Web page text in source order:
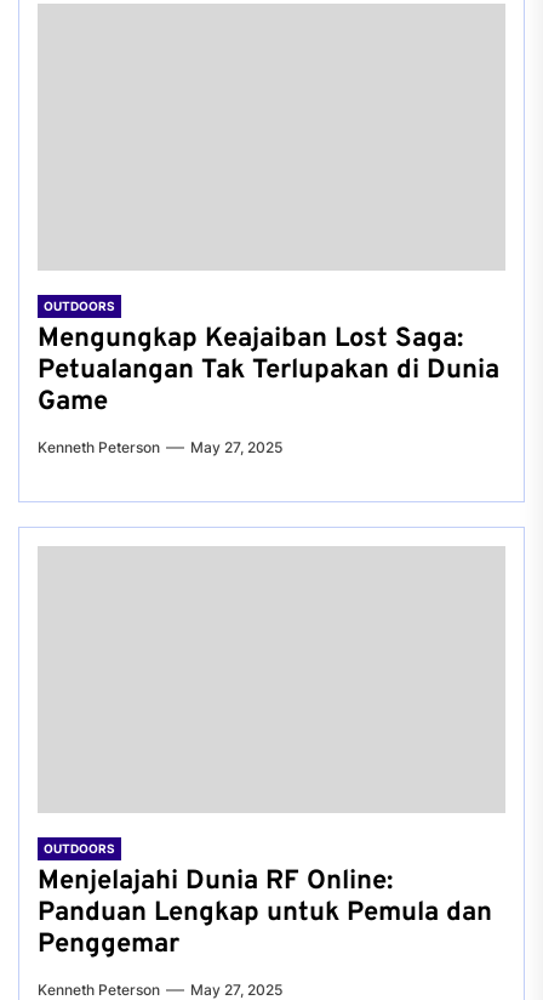
OUTDOORS
Mengungkap Keajaiban Lost Saga:
Petualangan Tak Terlupakan di Dunia
Game
Kenneth Peterson May 27, 2025
OUTDOORS
Menjelajahi Dunia RF Online:
Panduan Lengkap untuk Pemula dan
Penggemar
Kenneth Peterson May 27, 2025